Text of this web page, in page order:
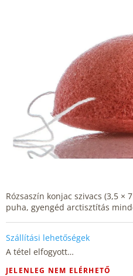
JELENLEG NEM ELÉRHETŐ
Szállítási lehetőségek
A tétel elfogyott…
Rózsaszín konjac szivacs (3,5
puha, gyengéd arctisztítás